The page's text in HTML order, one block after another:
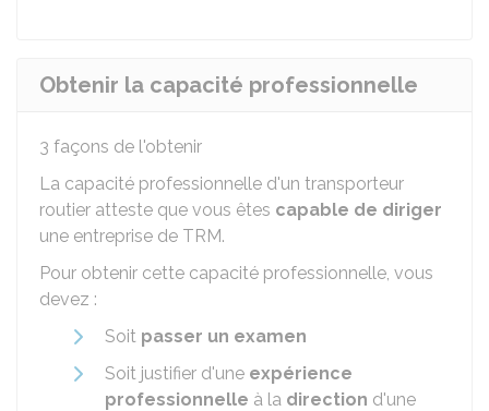
Obtenir la capacité professionnelle
3 façons de l'obtenir
La capacité professionnelle d'un transporteur
routier atteste que vous êtes capable de diriger
une entreprise de TRM.
Pour obtenir cette capacité professionnelle, vous
devez :
Soit passer un examen
Soit justifier d'une expérience
professionnelle à la direction d'une